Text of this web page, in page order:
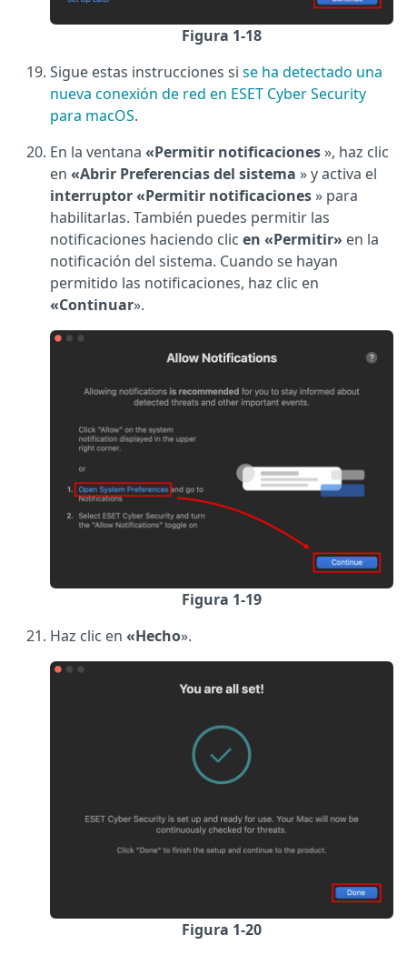
Figura 1-18
Sigue estas instrucciones si se ha detectado una
nueva conexión de red en ESET Cyber Security
para macOS.
En la ventana «Permitir notificaciones», haz clic
en «Abrir Preferencias del sistema » y activa el
interruptor «Permitir notificaciones» para
habilitarlas. También puedes permitir las
notificaciones haciendo clic en «Permitir» en la
notificación del sistema. Cuando se hayan
permitido las notificaciones, haz clic en
«Continuar».
Figura 1-19
Haz clic en «Hecho».
Figura 1-20